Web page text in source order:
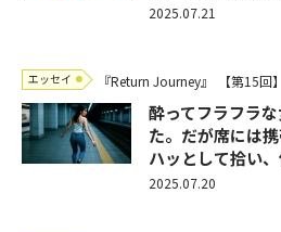
2025.07.21
エッセイ 『Return Journey』 【第15回】
酔ってフラフラ
た。だが席には
ハッとして拾い
2025.07.20